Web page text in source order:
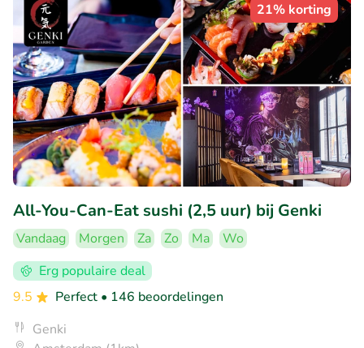
21% korting
All-You-Can-Eat sushi (2,5 uur) bij Genki
Vandaag Morgen Za Zo Ma
Wo
Erg populaire deal
9.5
Perfect • 146 beoordelingen
Genki